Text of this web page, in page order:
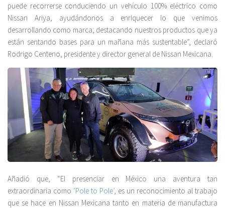
puede recorrerse conduciendo un vehículo 100% eléctrico como
Nissan Ariya, ayudándonos a enriquecer lo que venimos
desarrollando como marca; destacando nuestros productos que ya
están sentando bases para un mañana más sustentable”, declaró
Rodrigo Centeno, presidente y director general de Nissan Mexicana.
Añadió que, “El presenciar en México una aventura tan
extraordinaria como ‘Pole to Pole’, es un reconocimiento al trabajo
que se hace en Nissan Mexicana tanto en materia de manufactura